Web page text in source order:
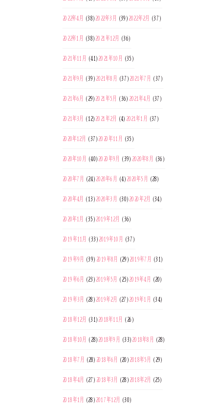
2022年4月 (38) 2022年3月 (39) 2022年2月 (37)
2022年1月 (38) 2021年12月 (36)
2021年11月 (41) 2021年10月 (35)
2021年9月 (39) 2021年8月 (37) 2021年7月 (37)
2021年6月 (29) 2021年5月 (36) 2021年4月 (37)
2021年3月 (12) 2021年2月 (4) 2021年1月 (37)
2020年12月 (37) 2020年11月 (35)
2020年10月 (40) 2020年9月 (39) 2020年8月 (36)
2020年7月 (24) 2020年6月 (4) 2020年5月 (28)
2020年4月 (13) 2020年3月 (30) 2020年2月 (34)
2020年1月 (35) 2019年12月 (36)
2019年11月 (33) 2019年10月 (37)
2019年9月 (39) 2019年8月 (29) 2019年7月 (31)
2019年6月 (23) 2019年5月 (25) 2019年4月 (20)
2019年3月 (28) 2019年2月 (27) 2019年1月 (34)
2018年12月 (31) 2018年11月 (26)
2018年10月 (28) 2018年9月 (33) 2018年8月 (28)
2018年7月 (28) 2018年6月 (20) 2018年5月 (29)
2018年4月 (27) 2018年3月 (28) 2018年2月 (25)
2018年1月 (28) 2017年12月 (30)